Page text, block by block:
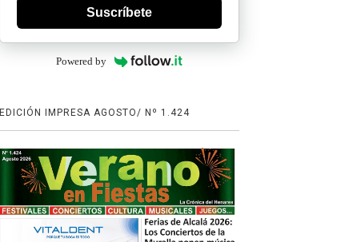
Suscríbete
Powered by
EDICIÓN IMPRESA AGOSTO/ Nº 1.424